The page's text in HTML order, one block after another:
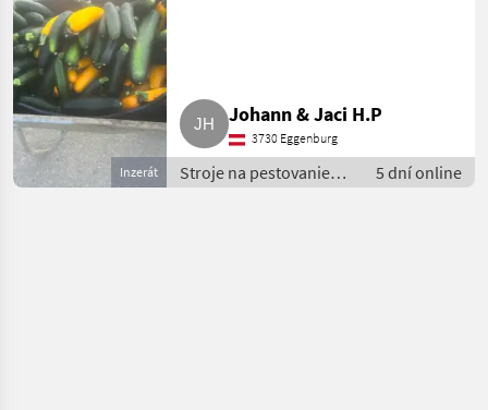
Inzerát
Johann & Jaci H.P
3730 Eggenburg
Stroje na pestovanie
zeleniny / Ostatné
5 dní online